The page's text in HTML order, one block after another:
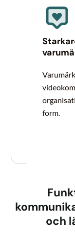
form.
och